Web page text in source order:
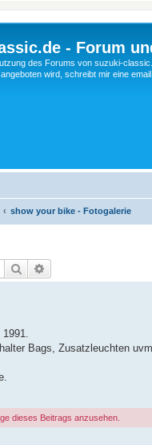
- Forum
des Forums von suzuki-
wird, schreibt mir eine
show your bike - Fotogalerie
Suche
Bags, Zusatzleuchten
dieses Beitrags anzusehen.